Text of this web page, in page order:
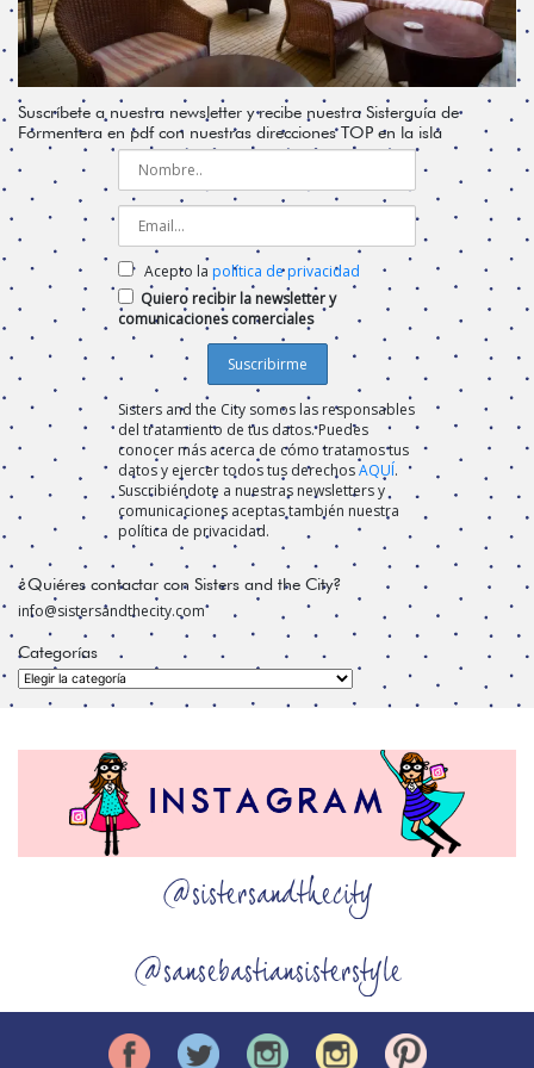
Suscríbete a nuestra newsletter y recibe nuestra Sisterguía de
Formentera en pdf con nuestras direcciones TOP en la isla
Acepto la política de privacidad
Quiero recibir la newsletter y
comunicaciones comerciales
Sisters and the City somos las responsables
del tratamiento de tus datos. Puedes
conocer más acerca de cómo tratamos tus
datos y ejercer todos tus derechosAQUÍ.
Suscribiéndote a nuestras newsletters y
comunicaciones aceptas también nuestra
política de privacidad.
¿Quiéres contactar con Sisters and the City?
info@sistersandthecity.com
Categorías
Categorías
@sistersandthecity
@sansebastiansisterstyle